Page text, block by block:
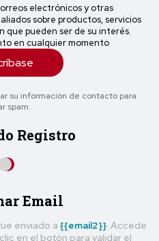
electrónicos y otras
sobre productos, servicios
que pueden ser de su interés.
en cualquier momento
su información de contacto para
spam.
Registro
Email
enviado a {{email2}} . Accede
en el botón para validar el